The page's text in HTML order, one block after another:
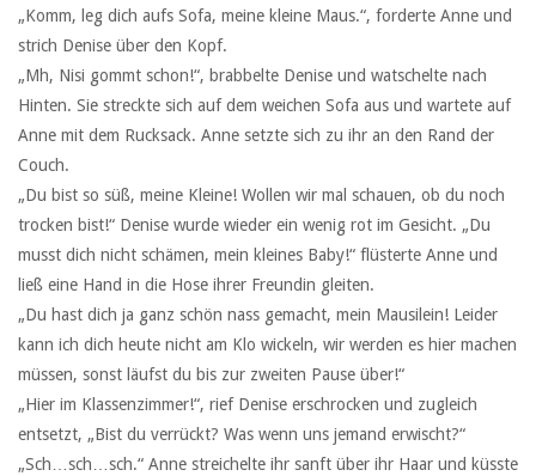
„Komm, leg dich aufs Sofa, meine kleine Maus.“, forderte Anne und
strich Denise über den Kopf.
„Mh, Nisi gommt schon!“, brabbelte Denise und watschelte nach
Hinten. Sie streckte sich auf dem weichen Sofa aus und wartete auf
Anne mit dem Rucksack. Anne setzte sich zu ihr an den Rand der
Couch.
„Du bist so süß, meine Kleine! Wollen wir mal schauen, ob du noch
trocken bist!“ Denise wurde wieder ein wenig rot im Gesicht. „Du
musst dich nicht schämen, mein kleines Baby!“ flüsterte Anne und
ließ eine Hand in die Hose ihrer Freundin gleiten.
„Du hast dich ja ganz schön nass gemacht, mein Mausilein! Leider
kann ich dich heute nicht am Klo wickeln, wir werden es hier machen
müssen, sonst läufst du bis zur zweiten Pause über!“
„Hier im Klassenzimmer!“, rief Denise erschrocken und zugleich
entsetzt, „Bist du verrückt? Was wenn uns jemand erwischt?“
„Sch…sch…sch.“ Anne streichelte ihr sanft über ihr Haar und küsste